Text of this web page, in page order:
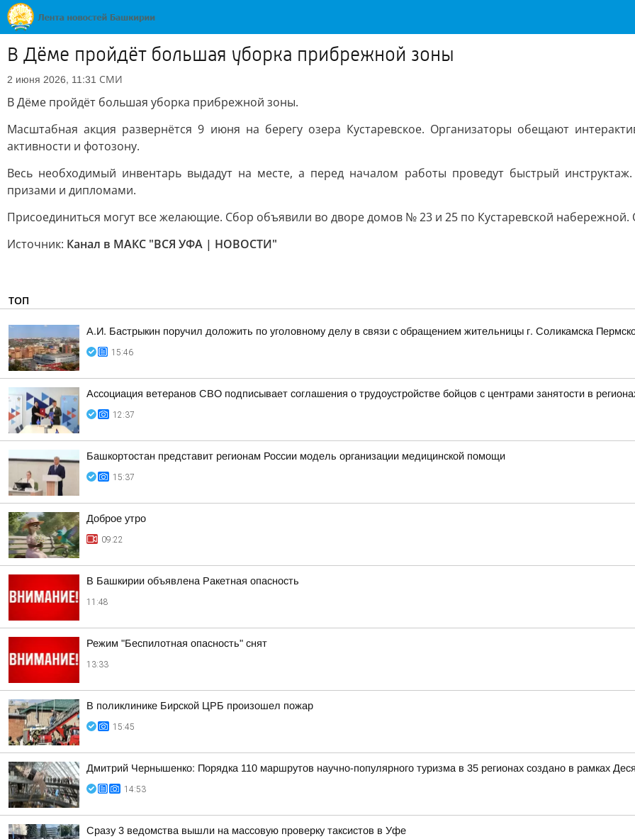
В Дёме пройдёт большая уборка прибрежной зоны
2 июня 2026, 11:31 СМИ
В Дёме пройдёт большая уборка прибрежной зоны.
Масштабная акция развернётся 9 июня на берегу озера Кустаревское. Организаторы обещают
активности и фотозону.
Весь необходимый инвентарь выдадут на месте, а перед началом работы проведут быстрый
призами и дипломами.
Присоединиться могут все желающие. Сбор объявили во дворе домов № 23 и 25 по Кустаревской набережной.
Источник: Канал в МАКС "ВСЯ УФА | НОВОСТИ"
ТОП
А.И. Бастрыкин поручил доложить по уголовному делу в связи с обращением жительницы г. Соликамска
15:46
Ассоциация ветеранов СВО подписывает соглашения о трудоустройстве бойцов с центрами занятости в
12:37
Башкортостан представит регионам России модель организации медицинской помощи
15:37
Доброе утро
09:22
В Башкирии объявлена Ракетная опасность
11:48
Режим "Беспилотная опасность" снят
13:33
В поликлинике Бирской ЦРБ произошел пожар
15:45
Дмитрий Чернышенко: Порядка 110 маршрутов научно-популярного туризма в 35 регионах создано в рамках
14:53
Сразу 3 ведомства вышли на массовую проверку таксистов в Уфе